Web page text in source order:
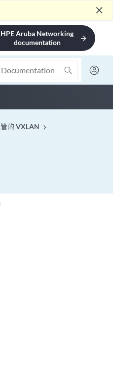
close
HPE Aruba Networking
documentation
arrow_forward
的 VXLAN